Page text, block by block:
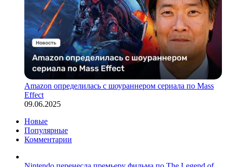
Amazon определилась с шоураннером сериала по Mass
Effect
09.06.2025
Новые
Популярные
Комментарии